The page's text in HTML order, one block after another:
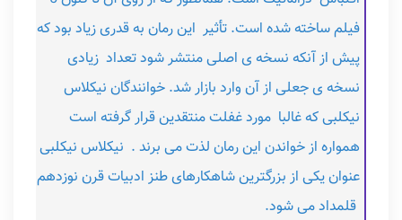
فیلم ساخته شده است. تأثیر این رمان به قدری زیاد بود که
پیش از آنکه نسخه ی اصلی منتشر شود تعداد زیادی
نسخه ی جعلی از آن وارد بازار شد. خوانندگان نیکلاس
نیکلبی که غالبا مورد غفلت منتقدین قرار گرفته است
همواره از خواندن این رمان لذت می برند . نیکلاس نیکلبی
عنوان یکی از بزرگترین شاهکارهای طنز ادبیات قرن نوزدهم
قلمداد می شود.